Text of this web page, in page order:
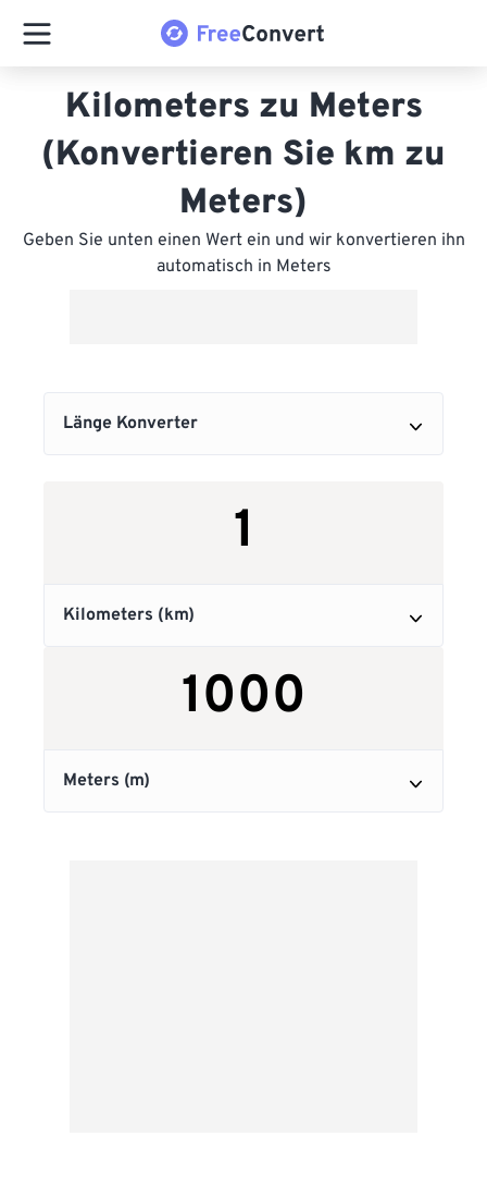
Kilometers zu Meters
(Konvertieren Sie km zu
Meters)
Geben Sie unten einen Wert ein und wir konvertieren ihn
automatisch in Meters